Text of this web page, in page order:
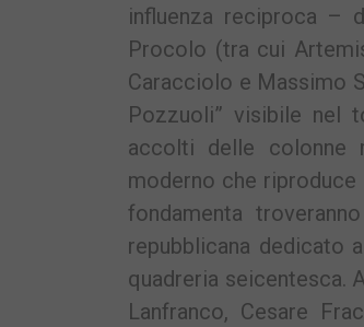
influenza reciproca –
Procolo (tra cui
Caracciolo e Massimo
Pozzuoli” visibile nel
accolti delle colonne
moderno che
fondamenta
repubblicana dedicato
quadreria seicentesca.
Lanfranco, Cesare